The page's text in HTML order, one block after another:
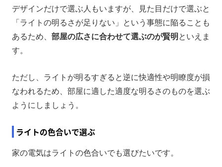
デザインだけで選ぶ人もいますが、見た目だけで選ぶと
「ライトの明るさが足りない」という事態に陥ることも
あるため、 部屋の広さに合わせて選ぶのが賢明 といえま
す。
ただし、ライトが明るすぎると逆に快適性や明瞭度が損
なわれるため、部屋に適した適度な明るさのものを選ぶ
ようにしましょう。
ライトの色合いで選ぶ
家の電気はライトの色合いでも選びたいです。